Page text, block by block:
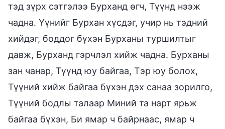
тэд зүрх сэтгэлээ Бурханд өгч, Түүнд нээж
чадна. Үүнийг Бурхан хүсдэг, учир нь тэдний
хийдэг, боддог бүхэн Бурханы туршилтыг
давж, Бурханд гэрчлэл хийж чадна. Бурханы
зан чанар, Түүнд юу байгаа, Тэр юу болох,
Түүний хийж байгаа бүхэн дэх санаа зорилго,
Түүний бодлы талаар Миний та нарт ярьж
байгаа бүхэн, Би ямар ч байрнаас, ямар ч